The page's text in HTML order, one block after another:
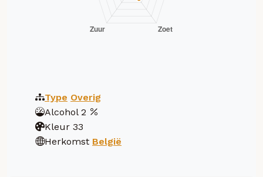
Type Overig
Alcohol 2
Kleur 33
Herkomst België